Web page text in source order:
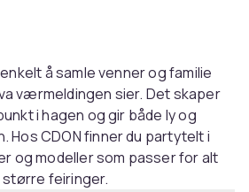
å samle venner og familie
værmeldingen sier. Det skaper
i hagen og gir både ly og
CDON finner du partytelt i
og modeller som passer for alt
feiringer.